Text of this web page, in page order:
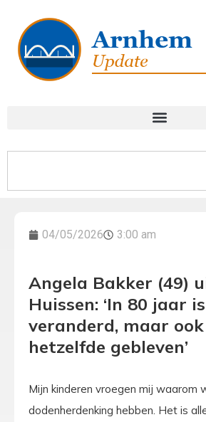
04/05/2026 3:00 am
Angela Bakker (49)
Huissen: ‘In 80 jaar
veranderd, maar ook
hetzelfde gebleven’
Mijn kinderen vroegen mij waarom
dodenherdenking hebben. Het is